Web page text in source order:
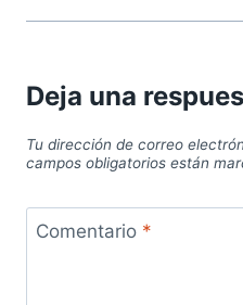
Deja una
Tu dirección de correo
campos obligatorios están
Comentario *